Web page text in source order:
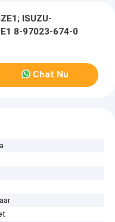
8-97023-674-0
Chat Nu